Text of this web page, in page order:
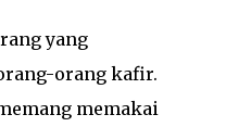
yang
orang kafir.
memakai